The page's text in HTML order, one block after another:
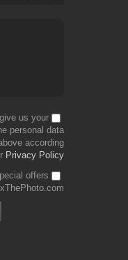
us your
personal data
according
Privacy Policy
offers